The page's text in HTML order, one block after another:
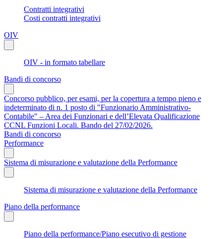
Contratti integrativi
Costi contratti integrativi
OIV
OIV - in formato tabellare
Bandi di concorso
Concorso pubblico, per esami, per la copertura a tempo pieno e
indeterminato di n. 1 posto di "Funzionario Amministrativo-
Contabile" – Area dei Funzionari e dell’Elevata Qualificazione
CCNL Funzioni Locali. Bando del 27/02/2026.
Bandi di concorso
Performance
Sistema di misurazione e valutazione della Performance
Sistema di misurazione e valutazione della Performance
Piano della performance
Piano della performance/Piano esecutivo di gestione